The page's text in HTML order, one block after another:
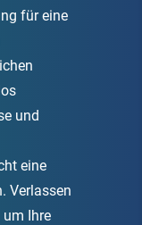
für eine
und
eine
Verlassen
um Ihre